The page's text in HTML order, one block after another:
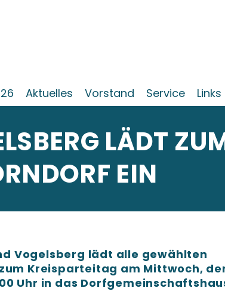
Aktuelles Vorstand Service Links
LÄDT
EIN
Vogelsberg lädt alle gewählten
Kreisparteitag am Mittwoch,
Uhr in das